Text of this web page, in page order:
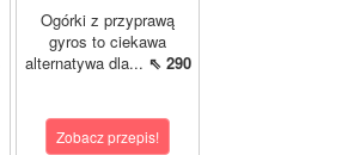
Ogórki z przyprawą
gyros to ciekawa
alternatywa dla... ⇖ 290
Zobacz przepis!